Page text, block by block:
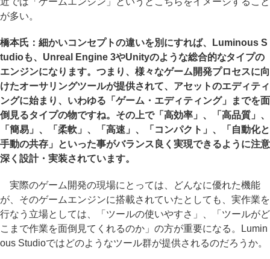
が多い。
橋本氏：細かいコンセプトの違いを別にすれば、Luminous S
tudioも、Unreal Engine 3やUnityのような総合的なタイプの
エンジンになります。つまり、様々なゲーム開発プロセスに向
けたオーサリングツールが提供されて、アセットのエディティ
ングに始まり、いわゆる「ゲーム・エディティング」までを面
倒見るタイプの物ですね。その上で「高効率」、「高品質」、
「簡易」、「柔軟」、「高速」、「コンパクト」、「自動化と
手動の共存」といった事がバランス良く実現できるように注意
深く設計・実装されています。
実際のゲーム開発の現場にとっては、どんなに優れた機能
が、そのゲームエンジンに搭載されていたとしても、実作業を
行なう立場としては、「ツールの使いやすさ」、「ツールがど
こまで作業を面倒見てくれるのか」の方が重要になる。Lumin
ous Studioではどのようなツール群が提供されるのだろうか。